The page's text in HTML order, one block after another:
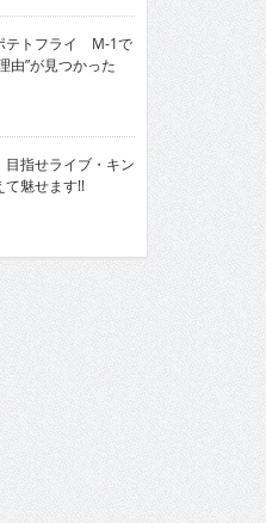
テトフライ M-1で
由”が見つかった
指せライブ・キン
て魅せます!!